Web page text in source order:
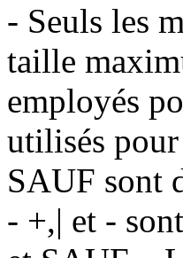
- Seuls les
taille
employés
utilisés
SAUF sont
- +,| et -